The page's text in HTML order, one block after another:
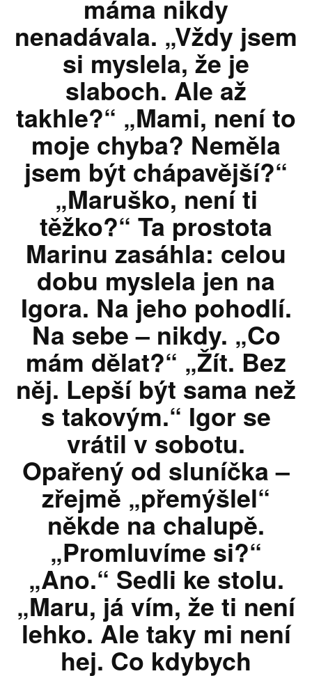
máma nikdy
nenadávala. „Vždy jsem
si myslela, že je
slaboch. Ale až
takhle?“ „Mami, není to
moje chyba? Neměla
jsem být chápavější?“
„Maruško, není ti
těžko?“ Ta prostota
Marinu zasáhla: celou
dobu myslela jen na
Igora. Na jeho pohodlí.
Na sebe – nikdy. „Co
mám dělat?“ „Žít. Bez
něj. Lepší být sama než
s takovým.“ Igor se
vrátil v sobotu.
Opařený od sluníčka –
zřejmě „přemýšlel“
někde na chalupě.
„Promluvíme si?“
„Ano.“ Sedli ke stolu.
„Maru, já vím, že ti není
lehko. Ale taky mi není
hej. Co kdybych